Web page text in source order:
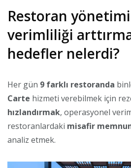
Restoran
verimliliği
hedefler nelerdi?
Her gün 9 farklı restoranda
Carte hizmeti verebilmek için
hızlandırmak, operasyonel
restoranlardaki misafir
analiz etmek.